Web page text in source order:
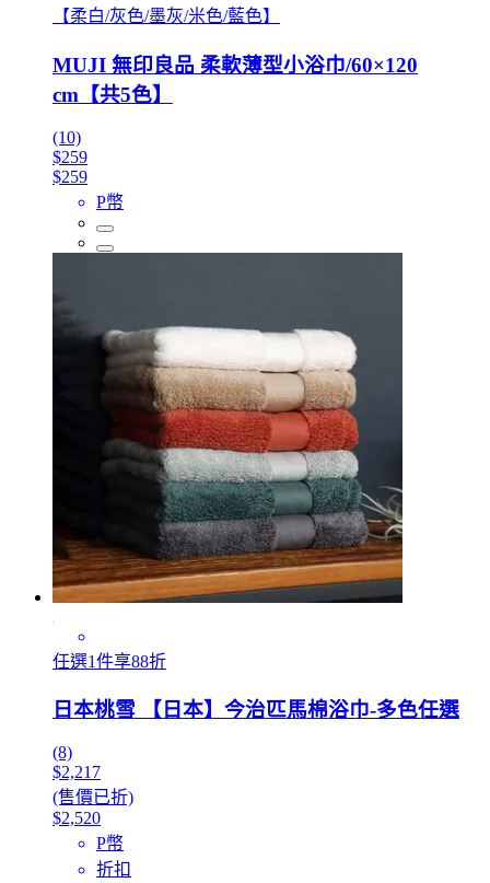
【柔白/灰色/墨灰/米色/藍色】
MUJI 無印良品 柔軟薄型小浴巾/60×120
cm【共5色】
(10)
$259
$259
P幣
任選1件享88折
日本桃雪 【日本】今治匹馬棉浴巾-多色任選
(8)
$2,217
(售價已折)
$2,520
P幣
折扣